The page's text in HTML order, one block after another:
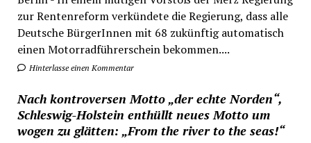
zur Rentenreform verkündete die Regierung, dass alle
Deutsche BürgerInnen mit 68 zukünftig automatisch
einen Motorradführerschein bekommen....
Hinterlasse einen Kommentar
Nach kontroversen Motto „der echte Norden“,
Schleswig-Holstein enthüllt neues Motto um
wogen zu glätten: „From the river to the seas!“